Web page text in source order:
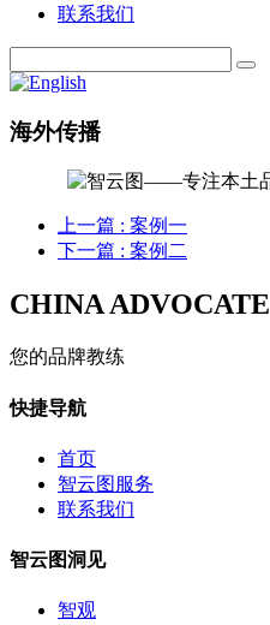
联系我们
海外传播
上一篇 : 案例一
下一篇 : 案例二
CHINA ADVOCATE
您的品牌教练
快捷导航
首页
智云图服务
联系我们
智云图洞见
智观